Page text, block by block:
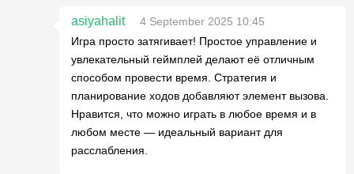
asiyahalit
4 September 2025 10:45
Игра просто затягивает! Простое управление и
увлекательный геймплей делают её отличным
способом провести время. Стратегия и
планирование ходов добавляют элемент вызова.
Нравится, что можно играть в любое время и в
любом месте — идеальный вариант для
расслабления.